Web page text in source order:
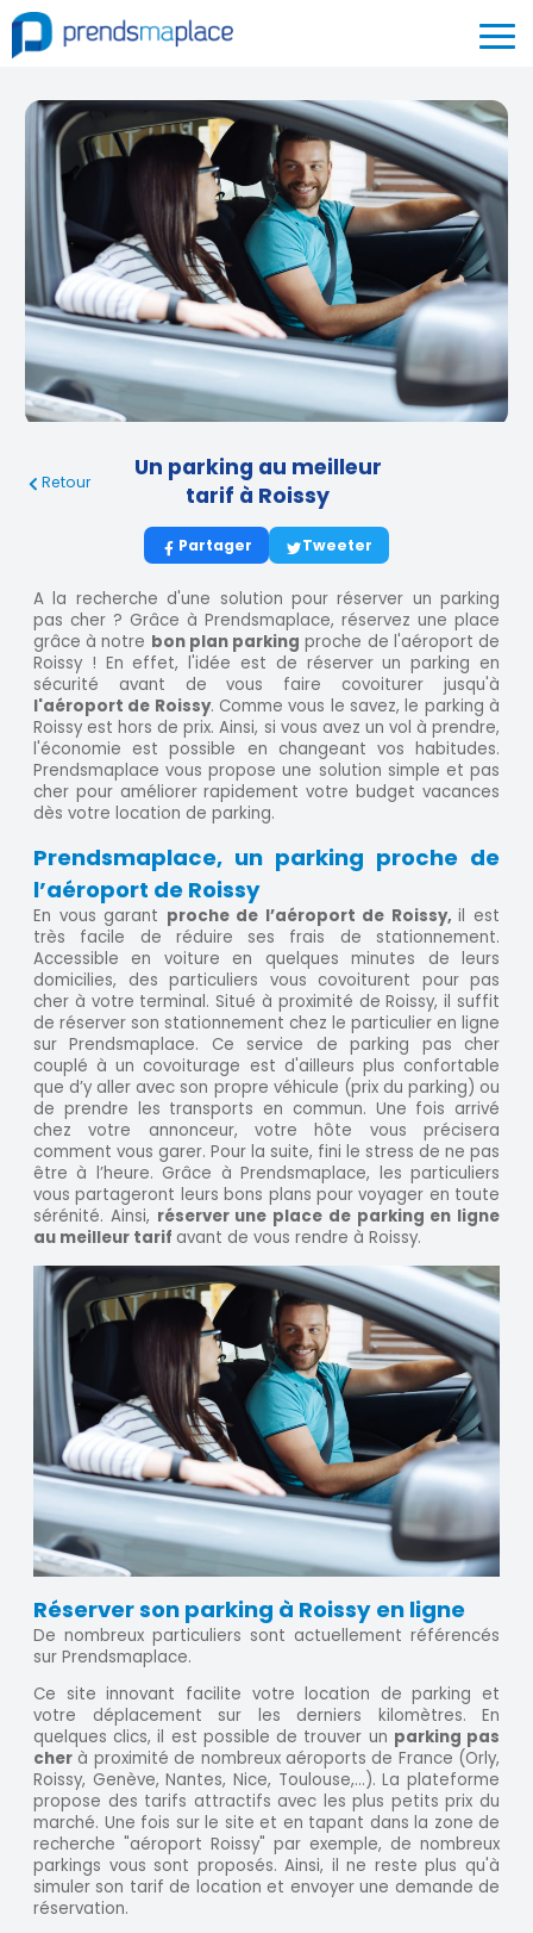
Retour
Un parking au meilleur
tarif à Roissy
Partager Tweeter
A la recherche d'une solution pour réserver un parking
pas cher ? Grâce à Prendsmaplace, réservez une place
grâce à notre bon plan parking proche de l'aéroport de
Roissy ! En effet, l'idée est de réserver un parking en
sécurité avant de vous faire covoiturer jusqu'à
l'aéroport de Roissy. Comme vous le savez, le parking à
Roissy est hors de prix. Ainsi, si vous avez un vol à prendre,
l'économie est possible en changeant vos habitudes.
Prendsmaplace vous propose une solution simple et pas
cher pour améliorer rapidement votre budget vacances
dès votre location de parking.
Prendsmaplace, un parking proche de
l’aéroport de Roissy
En vous garant proche de l’aéroport de Roissy,il est
très facile de réduire ses frais de stationnement.
Accessible en voiture en quelques minutes de leurs
domicilies, des particuliers vous covoiturent pour pas
cher à votre terminal. Situé à proximité de Roissy, il suffit
de réserver son stationnement chez le particulier en ligne
sur Prendsmaplace. Ce service de parking pas cher
couplé à un covoiturage est d'ailleurs plus confortable
que d’y aller avec son propre véhicule (prix du parking) ou
de prendre les transports en commun. Une fois arrivé
chez votre annonceur, votre hôte vous précisera
comment vous garer. Pour la suite, fini le stress de ne pas
être à l’heure. Grâce à Prendsmaplace, les particuliers
vous partageront leurs bons plans pour voyager en toute
sérénité. Ainsi, réserver une place de parking en ligne
au meilleur tarif avant de vous rendre à Roissy.
Réserver son parking à Roissy en ligne
De nombreux particuliers sont actuellement référencés
sur Prendsmaplace.
Ce site innovant facilite votre location de parking et
votre déplacement sur les derniers kilomètres. En
quelques clics, il est possible de trouver un parking pas
cher à proximité de nombreux aéroports de France (Orly,
Roissy, Genève, Nantes, Nice, Toulouse,...). La plateforme
propose des tarifs attractifs avec les plus petits prix du
marché. Une fois sur le site et en tapant dans la zone de
recherche "aéroport Roissy" par exemple, de nombreux
parkings vous sont proposés. Ainsi, il ne reste plus qu'à
simuler son tarif de location et envoyer une demande de
réservation.